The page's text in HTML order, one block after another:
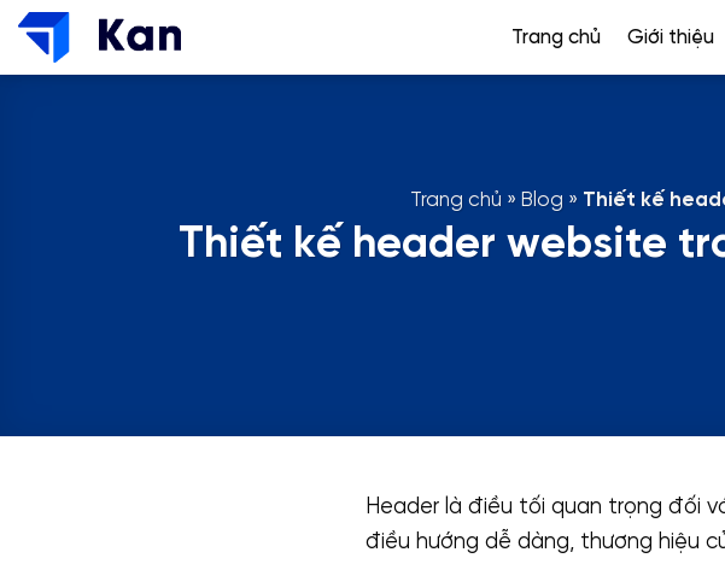
Bỏ
qua
Trang chủ Giới thiệu
Trang chủ » Blog » Thiết kế
Thiết kế header website
Header là điều tối quan trọng đối
điều hướng dễ dàng, thương hiệu